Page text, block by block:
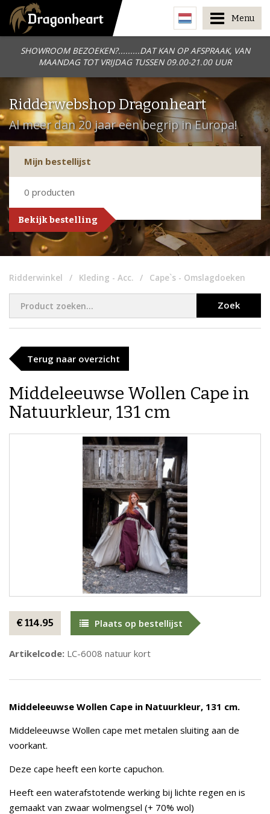
SHOWROOM BEZOEKEN?.........DAT KAN OP AFSPRAAK, VAN
MAANDAG TOT VRIJDAG TUSSEN 09.00-21.00 UUR
Menu
Ridderwebshop Dragonheart
Al meer dan 20 jaar een begrip in Europa!
Mijn bestellijst
0 producten
Bekijk bestelling
Ridderwinkel Kleding - Acc. Cape`s - Omslagdoeken
Zoek
Terug naar overzicht
​Middeleeuwse Wollen Cape in
Natuurkleur, 131 cm
€ 114.95 Plaats op bestellijst
Artikelcode: LC-6008 natuur kort
Middeleeuwse Wollen Cape in Natuurkleur, 131 cm.
Middeleeuwse Wollen cape met metalen sluiting aan de
voorkant.
Deze cape heeft een korte capuchon.
Heeft een waterafstotende werking bij lichte regen en is
gemaakt van zwaar wolmengsel (+ 70% wol)